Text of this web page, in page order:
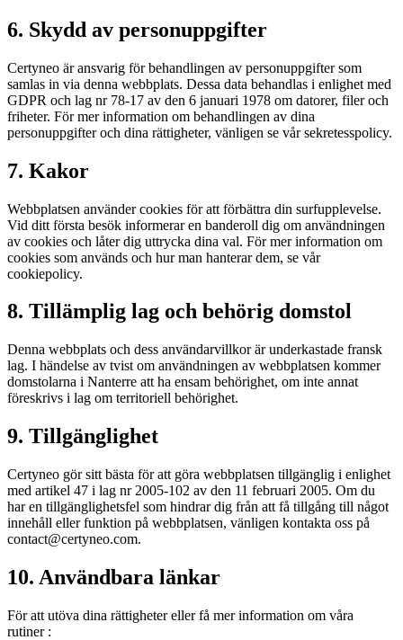
6. Skydd av personuppgifter
Certyneo är ansvarig för behandlingen av personuppgifter som
samlas in via denna webbplats. Dessa data behandlas i enlighet med
GDPR och lag nr 78-17 av den 6 januari 1978 om datorer, filer och
friheter. För mer information om behandlingen av dina
personuppgifter och dina rättigheter, vänligen se vår sekretesspolicy.
7. Kakor
Webbplatsen använder cookies för att förbättra din surfupplevelse.
Vid ditt första besök informerar en banderoll dig om användningen
av cookies och låter dig uttrycka dina val. För mer information om
cookies som används och hur man hanterar dem, se vår
cookiepolicy.
8. Tillämplig lag och behörig domstol
Denna webbplats och dess användarvillkor är underkastade fransk
lag. I händelse av tvist om användningen av webbplatsen kommer
domstolarna i Nanterre att ha ensam behörighet, om inte annat
föreskrivs i lag om territoriell behörighet.
9. Tillgänglighet
Certyneo gör sitt bästa för att göra webbplatsen tillgänglig i enlighet
med artikel 47 i lag nr 2005-102 av den 11 februari 2005. Om du
har en tillgänglighetsfel som hindrar dig från att få tillgång till något
innehåll eller funktion på webbplatsen, vänligen kontakta oss på
contact@certyneo.com.
10. Användbara länkar
För att utöva dina rättigheter eller få mer information om våra
rutiner :